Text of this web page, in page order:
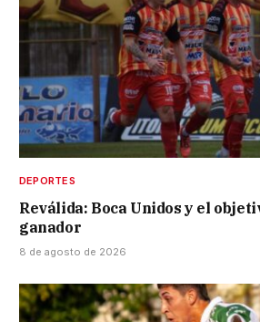
DEPORTES
Reválida: Boca Unidos y el
ganador
8 de agosto de 2026